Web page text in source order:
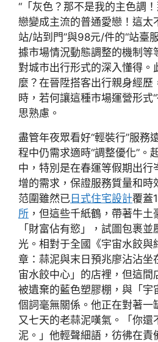
“「灰色？那不是我的主色調
戀變成主流的普通愛戀！這太
站/站到門”與98元/件的“站臺
據市場情況動態調整的機制等
對城市出行形式的深入懂得。
麼？在晉陞搭客出行親身經歷
時，若何讓這種市場運營形式
思熟慮。
盡管年夜眾看好“輕裝行”服務
程中仍需求適時“調整優化”。
中，特別是在春運等假期出行
增的需求，保證服務質量和時
范圍雖然已 日式住宅設計覆蓋
所 ，但這些千紙鶴，帶著牛
「財富佔有慾」，試圖包裹
光。相對于全國《宇宙水餃與
章：蒜泥與末日預兆廖沾沾坐
宙水餃中心」的店裡，但這間
被遺棄的藍色塑膠棚，與「宇
個詞毫無關係。他正在對著一
又七天的老蒜泥嘆氣。「你還
泥。」他輕聲細語，彷彿在責